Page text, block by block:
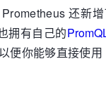
还新
拥有自己的
便你能够直接使